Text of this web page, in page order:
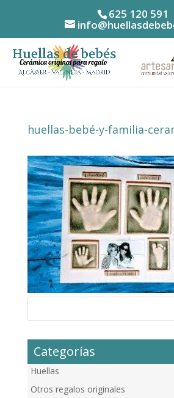
625 120 591
huellas-bebé-y-familia-
Categorías
Huellas
Otros regalos originales